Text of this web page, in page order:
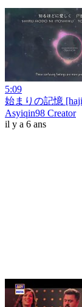
5:09
始まりの記憶
Asyiqin98 Creator
il y a 6 ans